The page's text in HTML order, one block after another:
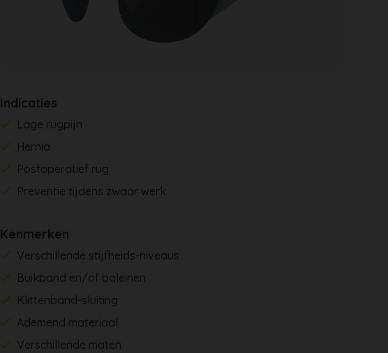
Indicaties
Lage rugpijn
Hernia
Postoperatief rug
Preventie tijdens zwaar werk
Kenmerken
Verschillende stijfheids-niveaus
Buikband en/of baleinen
Klittenband-sluiting
Ademend materiaal
Verschillende maten